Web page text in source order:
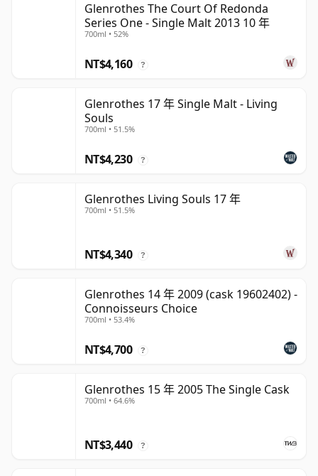
Glenrothes The Court Of Redonda
Series One - Single Malt 2013 10 年
700ml • 52%
NT$4,160 ?
Glenrothes 17 年 Single Malt - Living
Souls
700ml • 51.5%
NT$4,230 ?
Glenrothes Living Souls 17 年
700ml • 51.5%
NT$4,340 ?
Glenrothes 14 年 2009 (cask 19602402) -
Connoisseurs Choice
700ml • 53.4%
NT$4,700 ?
Glenrothes 15 年 2005 The Single Cask
700ml • 64.6%
NT$3,440 ?